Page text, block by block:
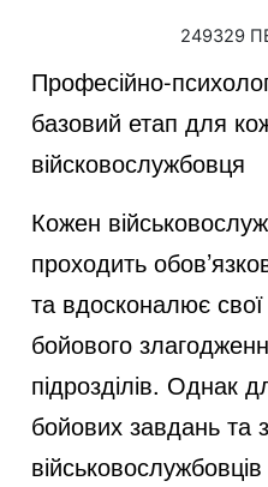
249329
Професійно-
базовий етап для
війсковослужбовця
Кожен
проходить
та вдосконалює
бойового
підрозділів. Однак
бойових завдань та